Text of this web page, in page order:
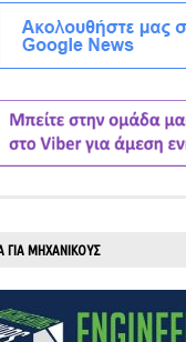
ΓΙΑ ΜΗΧΑΝΙΚΟΥΣ